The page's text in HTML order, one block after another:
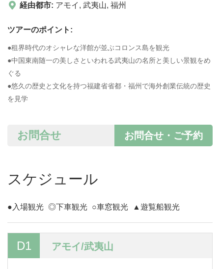
経由都市: アモイ , 武夷山, 福州
ツアーのポイント:
●租界時代のオシャレな洋館が並ぶコロンス島を観光
●中国東南随一の美しさといわれる武夷山の名所と美しい景観をめ
ぐる
●悠久の歴史と文化を持つ福建省省都・福州で海外創業伝統の歴史
を見学
お問合せ・ご予約
お問合せ
スケジュール
●入場観光 ◎下車観光 ○車窓観光 ▲遊覧船観光
D1 アモイ/武夷山